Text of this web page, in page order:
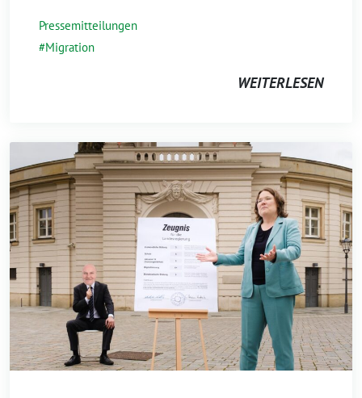
Pressemitteilungen
Migration
WEITERLESEN